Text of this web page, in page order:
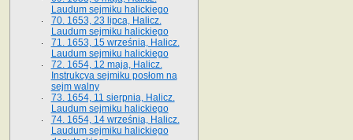
Laudum sejmiku halickiego
70. 1653, 23 lipca, Halicz.
Laudum sejmiku halickiego
71. 1653, 15 września, Halicz.
Laudum sejmiku halickiego
72. 1654, 12 maja, Halicz.
Instrukcya sejmiku posłom na
sejm walny
73. 1654, 11 sierpnia, Halicz.
Laudum sejmiku halickiego
74. 1654, 14 września, Halicz.
Laudum sejmiku halickiego